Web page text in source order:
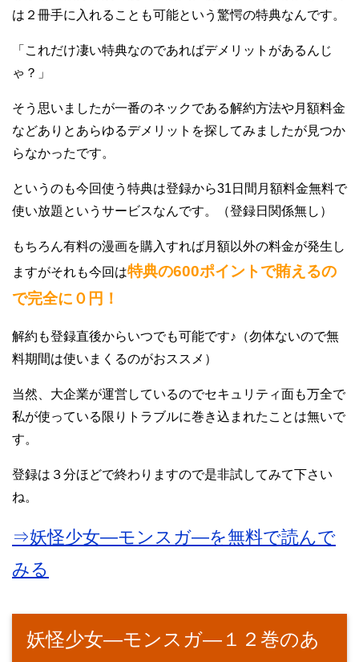
は２冊手に入れることも可能という驚愕の特典なんです。
「これだけ凄い特典なのであればデメリットがあるんじ
ゃ？」
そう思いましたが一番のネックである解約方法や月額料金
などありとあらゆるデメリットを探してみましたが見つか
らなかったです。
というのも今回使う特典は登録から31日間月額料金無料で
使い放題というサービスなんです。（登録日関係無し）
もちろん有料の漫画を購入すれば月額以外の料金が発生し
ますがそれも今回は特典の600ポイントで賄えるの
で完全に０円！
解約も登録直後からいつでも可能です♪（勿体ないので無
料期間は使いまくるのがおススメ）
当然、大企業が運営しているのでセキュリティ面も万全で
私が使っている限りトラブルに巻き込まれたことは無いで
す。
登録は３分ほどで終わりますので是非試してみて下さい
ね。
⇒妖怪少女―モンスガ―を無料で読んで
みる
妖怪少女―モンスガ―１２巻のあ